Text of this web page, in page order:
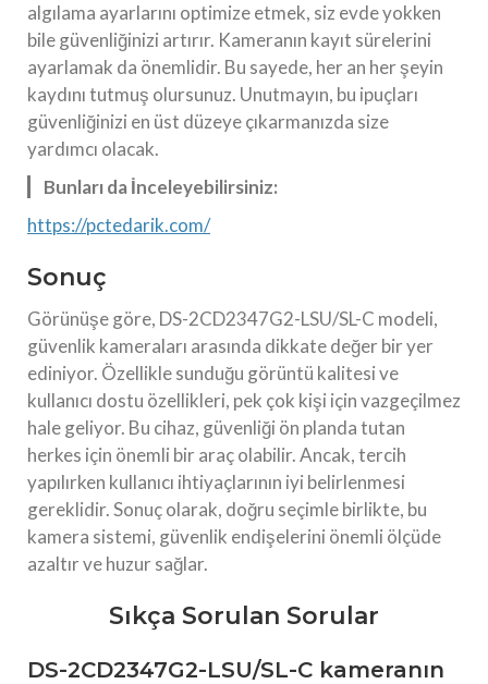
algılama ayarlarını optimize etmek, siz evde yokken
bile güvenliğinizi artırır. Kameranın kayıt sürelerini
ayarlamak da önemlidir. Bu sayede, her an her şeyin
kaydını tutmuş olursunuz. Unutmayın, bu ipuçları
güvenliğinizi en üst düzeye çıkarmanızda size
yardımcı olacak.
Bunları da İnceleyebilirsiniz:
https://pctedarik.com/
Sonuç
Görünüşe göre, DS-2CD2347G2-LSU/SL-C modeli,
güvenlik kameraları arasında dikkate değer bir yer
ediniyor. Özellikle sunduğu görüntü kalitesi ve
kullanıcı dostu özellikleri, pek çok kişi için vazgeçilmez
hale geliyor. Bu cihaz, güvenliği ön planda tutan
herkes için önemli bir araç olabilir. Ancak, tercih
yapılırken kullanıcı ihtiyaçlarının iyi belirlenmesi
gereklidir. Sonuç olarak, doğru seçimle birlikte, bu
kamera sistemi, güvenlik endişelerini önemli ölçüde
azaltır ve huzur sağlar.
Sıkça Sorulan Sorular
DS-2CD2347G2-LSU/SL-C kameranın